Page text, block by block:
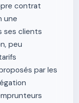
contrat
une
ses clients
peu
par les